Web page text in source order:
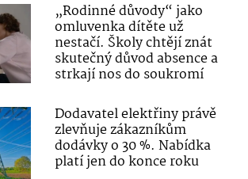
„Rodinné důvody“ jako
omluvenka dítěte už
nestačí. Školy chtějí znát
skutečný důvod absence a
strkají nos do soukromí
Dodavatel elektřiny právě
zlevňuje zákazníkům
dodávky o 30 %. Nabídka
platí jen do konce roku